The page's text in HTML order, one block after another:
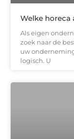
Welke horeca
Als eigen
zoek naar de
uw
logisch. U